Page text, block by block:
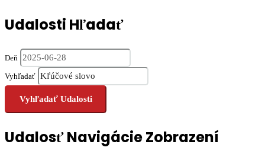
Udalosti Hľadať
Deň
Vyhľadať
Udalosť Navigácie Zobrazení